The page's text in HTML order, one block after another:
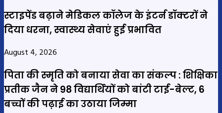
स्टाइपेंड बढ़ाने मेडिकल कॉलेज के इंटर्न डॉक्टरों ने
दिया धरना, स्वास्थ्य सेवाएं हुई प्रभावित
August 4, 2026
पिता की स्मृति को बनाया सेवा का संकल्प : शिक्षिका
प्रतीक जैन ने 98 विद्यार्थियों को बांटी टाई-बेल्ट, 6
बच्चों की पढ़ाई का उठाया जिम्मा